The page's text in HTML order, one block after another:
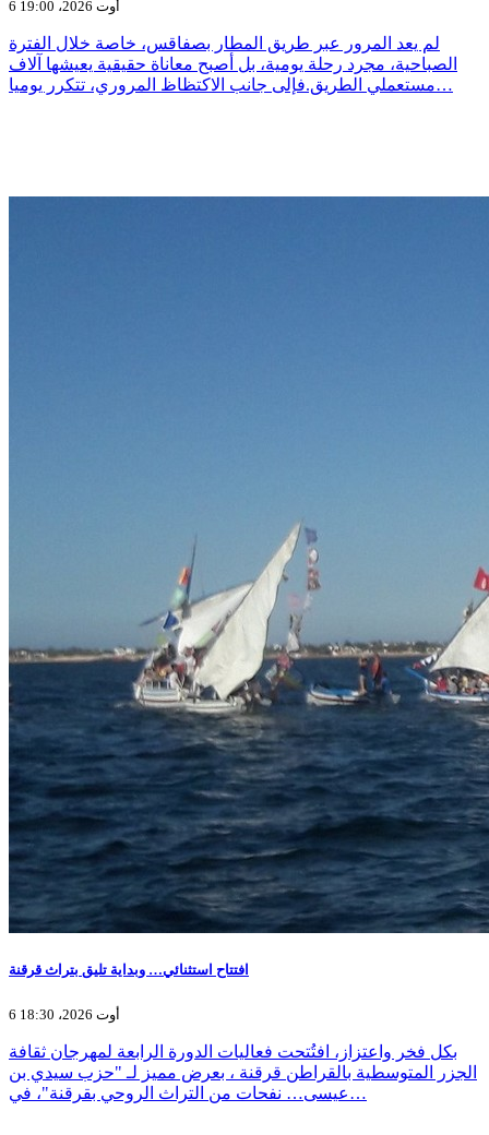
6 أوت 2026، 19:00
لم يعد المرور عبر طريق المطار بصفاقس، خاصة خلال الفترة
الصباحية، مجرد رحلة يومية، بل أصبح معاناة حقيقية يعيشها آلاف
مستعملي الطريق.فإلى جانب الاكتظاظ المروري، تتكرر يوميا…
افتتاح استثنائي… وبداية تليق بتراث قرقنة
6 أوت 2026، 18:30
بكل فخر واعتزاز، افتُتحت فعاليات الدورة الرابعة لمهرجان ثقافة
الجزر المتوسطية بالقراطن قرقنة ، بعرض مميز لـ "حزب سيدي بن
عيسى… نفحات من التراث الروحي بقرقنة"، في…